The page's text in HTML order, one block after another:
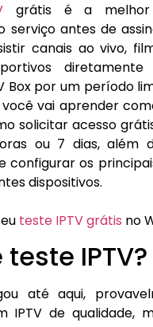
grátis é a melhor
serviço antes de
canais ao vivo,
Box por um período
vai aprender
solicitar acesso
ou 7 dias, além
configurar os
dispositivos.
teste IPTV grátis no
IPTV?
até aqui,
IPTV de qualidade,